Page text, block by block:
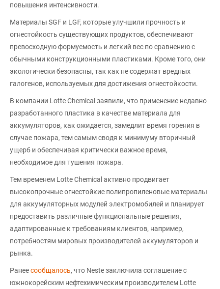
повышения интенсивности.
Материалы SGF и LGF, которые улучшили прочность и
огнестойкость существующих продуктов, обеспечивают
превосходную формуемость и легкий вес по сравнению с
обычными конструкционными пластиками. Кроме того, они
экологически безопасны, так как не содержат вредных
галогенов, используемых для достижения огнестойкости.
В компании Lotte Chemical заявили, что применение недавно
разработанного пластика в качестве материала для
аккумуляторов, как ожидается, замедлит время горения в
случае пожара, тем самым сводя к минимуму вторичный
ущерб и обеспечивая критически важное время,
необходимое для тушения пожара.
Тем временем Lotte Chemical активно продвигает
высокопрочные огнестойкие полипропиленовые материалы
для аккумуляторных модулей электромобилей и планирует
предоставить различные функциональные решения,
адаптированные к требованиям клиентов, например,
потребностям мировых производителей аккумуляторов и
рынка.
Ранеесообщалось, что Neste заключила соглашение с
южнокорейским нефтехимическим производителем Lotte